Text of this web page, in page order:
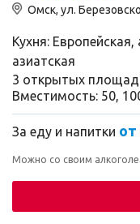
Омск, ул.
Кухня:
азиатская
3 открытых
Вместимость: 50,
За еду и напитки от
Можно со своим